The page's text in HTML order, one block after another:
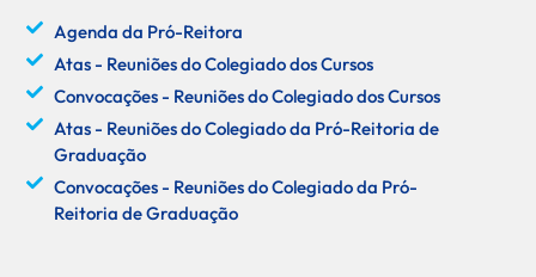
Agenda da Pró-Reitora
Atas - Reuniões do Colegiado dos Cursos
Convocações - Reuniões do Colegiado dos Cursos
Atas - Reuniões do Colegiado da Pró-Reitoria de
Graduação
Convocações - Reuniões do Colegiado da Pró-
Reitoria de Graduação